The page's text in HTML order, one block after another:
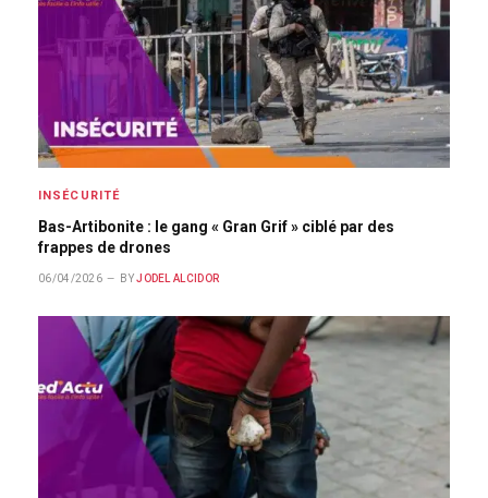
INSÉCURITÉ
Bas-Artibonite : le gang « Gran Grif » ciblé par des
frappes de drones
06/04/2026 BY JODEL ALCIDOR